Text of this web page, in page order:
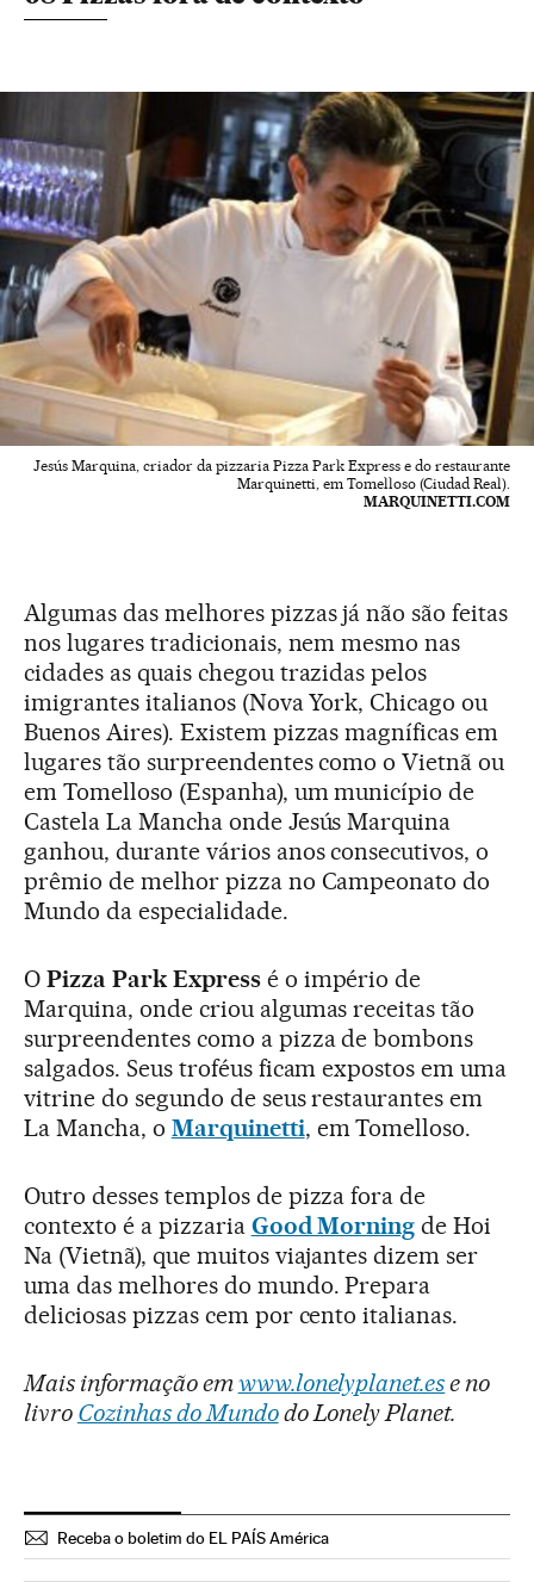
Jesús Marquina, criador da pizzaria Pizza Park Express e do restaurante
Marquinetti, em Tomelloso (Ciudad Real).
MARQUINETTI.COM
Algumas das melhores pizzas já não são feitas
nos lugares tradicionais, nem mesmo nas
cidades as quais chegou trazidas pelos
imigrantes italianos (Nova York, Chicago ou
Buenos Aires). Existem pizzas magníficas em
lugares tão surpreendentes como o Vietnã ou
em Tomelloso (Espanha), um município de
Castela La Mancha onde Jesús Marquina
ganhou, durante vários anos consecutivos, o
prêmio de melhor pizza no Campeonato do
Mundo da especialidade.
O Pizza Park Expressé o império de
Marquina, onde criou algumas receitas tão
surpreendentes como a pizza de bombons
salgados. Seus troféus ficam expostos em uma
vitrine do segundo de seus restaurantes em
La Mancha, o Marquinetti, em Tomelloso.
Outro desses templos de pizza fora de
contexto é a pizzaria Good Morning de Hoi
Na (Vietnã), que muitos viajantes dizem ser
uma das melhores do mundo. Prepara
deliciosas pizzas cem por cento italianas.
Mais informação emwww.lonelyplanet.ese no
livro Cozinhas do Mundodo Lonely Planet.
Receba o boletim do EL PAÍS América